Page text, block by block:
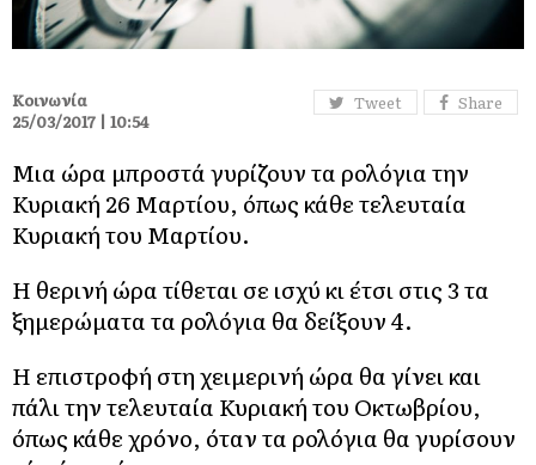
Tweet Share
Κοινωνία
25/03/2017 | 10:54
Μια ώρα μπροστά γυρίζουν τα ρολόγια την
Κυριακή 26 Μαρτίου, όπως κάθε τελευταία
Κυριακή του Μαρτίου.
Η θερινή ώρα τίθεται σε ισχύ κι έτσι στις 3 τα
ξημερώματα τα ρολόγια θα δείξουν 4.
Η επιστροφή στη χειμερινή ώρα θα γίνει και
πάλι την τελευταία Κυριακή του Οκτωβρίου,
όπως κάθε χρόνο, όταν τα ρολόγια θα γυρίσουν